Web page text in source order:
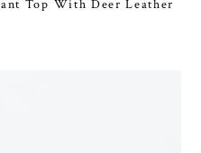
Top With Deer Leather